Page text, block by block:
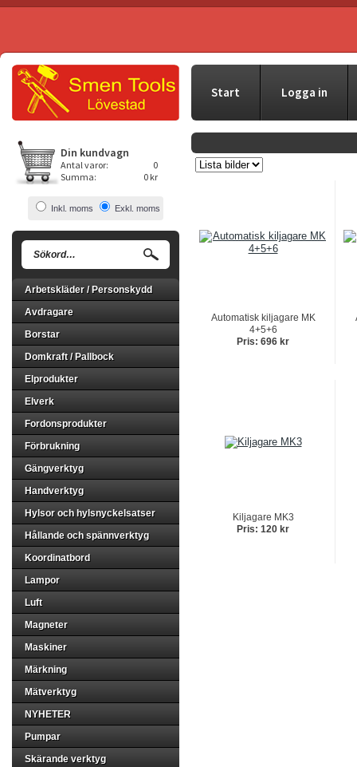
Start Logga in
Din kundvagn
Antal varor:
0
Summa:
0 kr
Inkl. moms Exkl. moms
Arbetskläder / Personskydd
Avdragare
Borstar
Domkraft / Pallbock
Elprodukter
Elverk
Fordonsprodukter
Förbrukning
Gängverktyg
Handverktyg
Hylsor och hylsnyckelsatser
Hållande och spännverktyg
Koordinatbord
Lampor
Luft
Magneter
Maskiner
Märkning
Mätverktyg
NYHETER
Pumpar
Skärande verktyg
Automatisk kiljagare MK
4+5+6
Pris: 696 kr
Kiljagare MK3
Pris: 120 kr